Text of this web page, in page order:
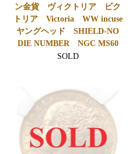
ン金貨 ヴィクトリア ビク
トリア Victoria WW incuse
ヤングヘッド SHIELD-NO
DIE NUMBER NGC MS60
SOLD